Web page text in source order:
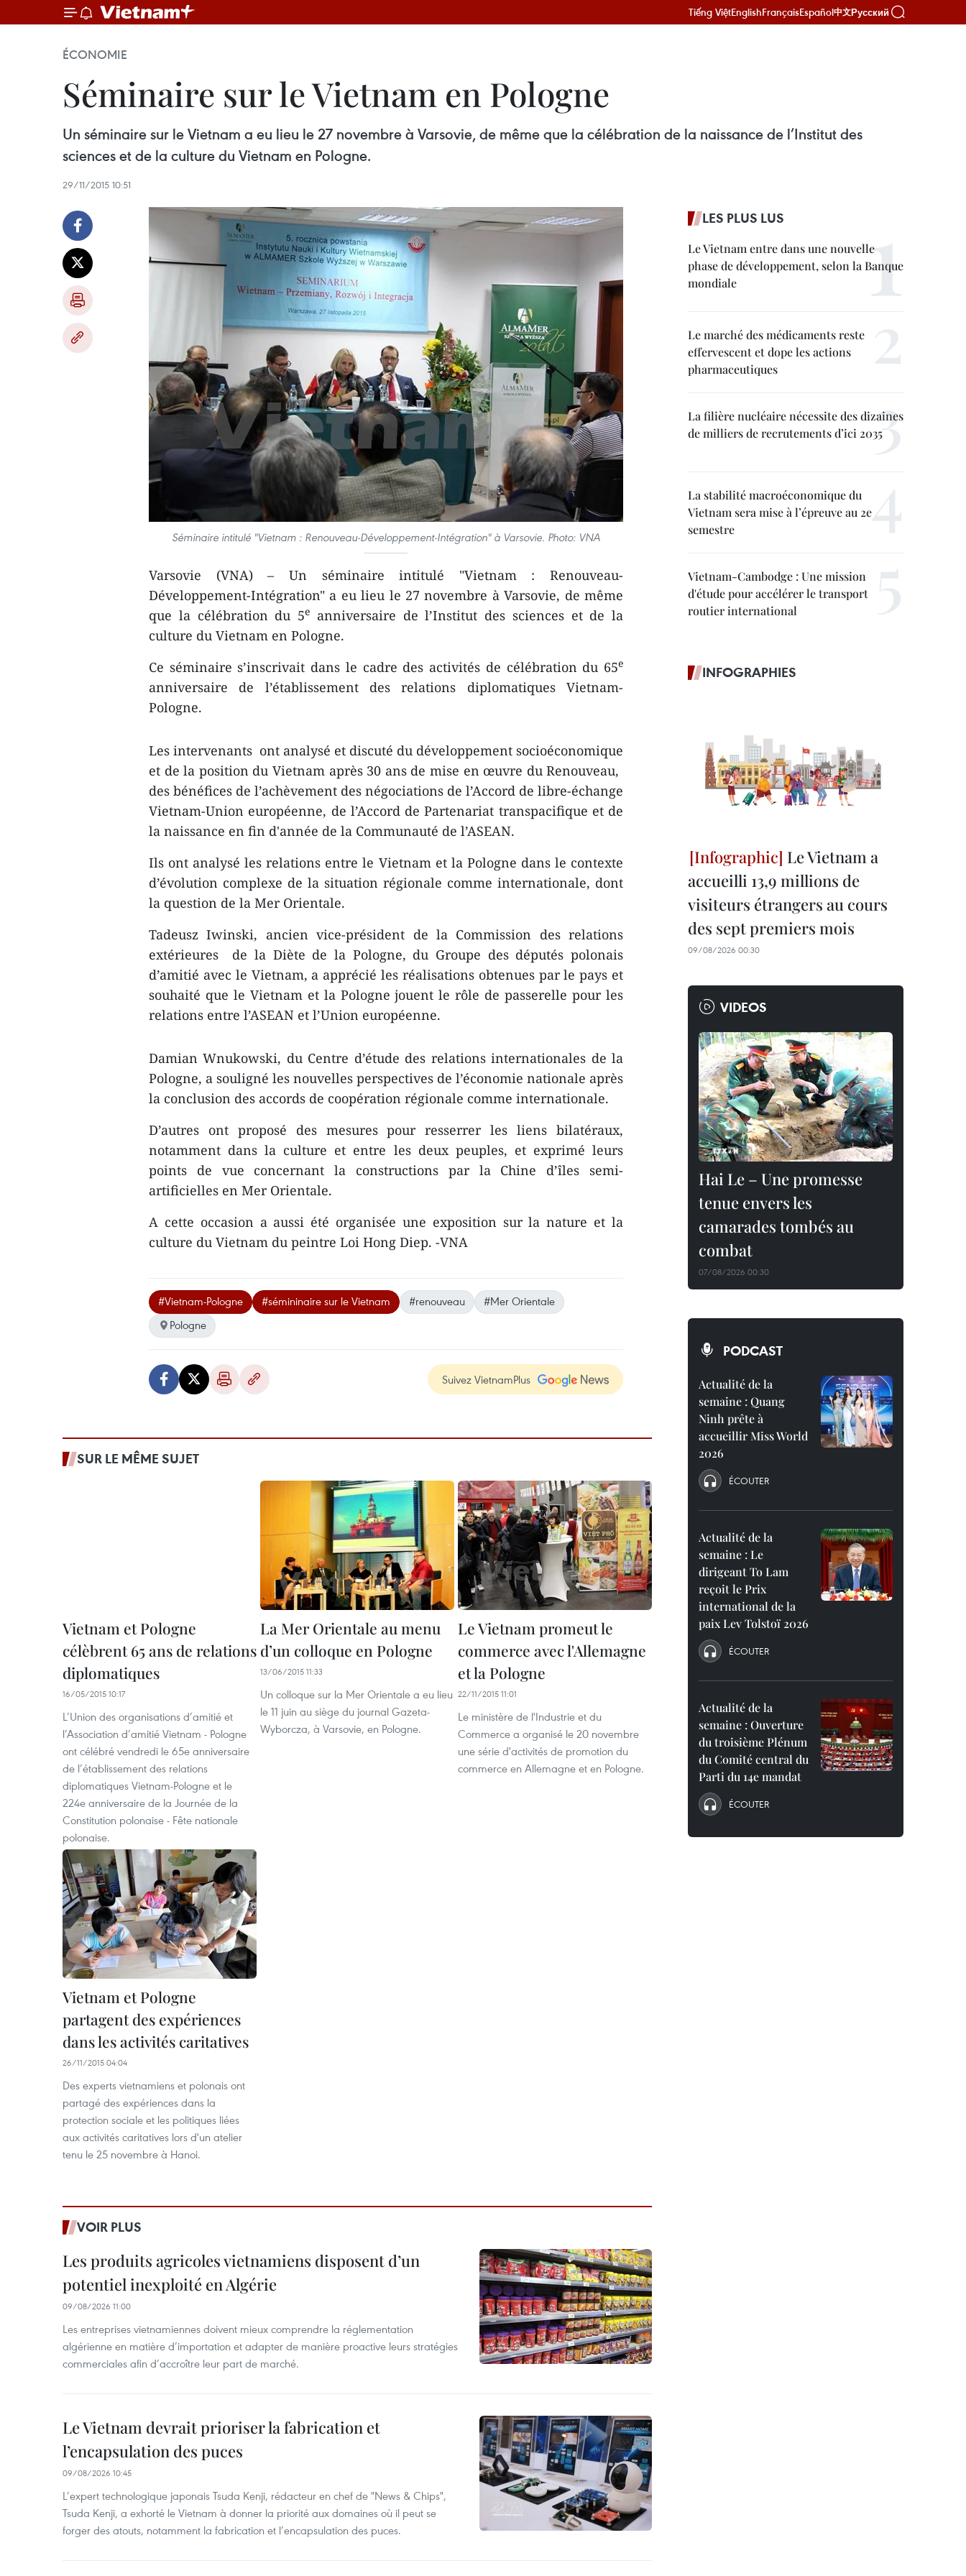
Tiếng ViệtEnglishFrançaisEspañol中文Русский
ÉCONOMIE
Séminaire sur le Vietnam en Pologne
Un séminaire sur le Vietnam a eu lieu le 27 novembre à Varsovie, de même que la célébration de la naissance de l’Institut des
sciences et de la culture du Vietnam en Pologne.
29/11/2015 10:51
Séminaire intitulé "Vietnam : Renouveau-Développement-Intégration" à Varsovie. Photo: VNA
Varsovie (VNA) – Un séminaire intitulé "Vietnam : Renouveau-
Développement-Intégration" a eu lieu le 27 novembre à Varsovie, de même
que la célébration du 5e
anniversaire de l’Institut des sciences et de la
culture du Vietnam en Pologne.
Ce séminaire s’inscrivait dans le cadre des activités de célébration du 65e
anniversaire de l’établissement des relations diplomatiques Vietnam-
Pologne.
Les intervenants ont analysé et discuté du développement socioéconomique
et de la position du Vietnam après 30 ans de mise en œuvre du Renouveau, ​
des bénéfices de l’achèvement des négociations de l’Accord de libre-échange
Vietnam-Union européenne, de l’Accord de Partenariat transpacifique et de
la naissance ​en fin d'année de la Communauté de l’ASEAN.
Ils ont analysé les relations entre le Vietnam et la Pologne dans le contexte
d’évolution complexe de la situation régionale comme internationale, dont
la question de la Mer Orientale.
Tadeusz Iwinski, ancien vice-président de la Commission des relations
extérieures de la Diète de la Pologne, du Groupe des députés polonais
d’amitié avec le Vietnam, a apprécié les réalisations obtenues par le pays et
souhaité que le Vietnam et la Pologne jouent le rôle de passerelle pour les
relations entre l’ASEAN et l’Union européenne.
Damian Wnukowski, du Centre d’étude des relations internationales de la
Pologne, a souligné les nouvelles perspectives de l’économie nationale après
la conclusion des accords de coopération régionale comme internationale.
D’autres ont proposé des mesures pour resserrer les liens bilatéraux,
notamment dans la culture et entre les deux peuples, et exprimé leurs
points de vue concernant la constructions par la Chine d’îles semi-
artificielles en Mer Orientale.
A cette occasion a aussi été organisée une exposition sur la nature et la
culture du Vietnam du peintre Loi Hong Diep. -VNA
#Vietnam-Pologne #sémininaire sur le Vietnam #renouveau
#Mer Orientale
Pologne
Suivez VietnamPlus
SUR LE MÊME SUJET
Vietnam et Pologne
célèbrent 65 ans de relations
diplomatiques
16/05/2015 10:17
L’Union des organisations d’amitié et
l’Association d’amitié Vietnam - Pologne
ont célébré vendredi le 65e anniversaire
de l’établissement des relations
diplomatiques Vietnam-Pologne et le
224e anniversaire de la Journée de la
Constitution polonaise - Fête nationale
polonaise.
La Mer Orientale au menu
d’un colloque en Pologne
13/06/2015 11:33
Un colloque sur la Mer Orientale a eu lieu
le 11 juin au siège du journal Gazeta-
Wyborcza, à Varsovie, en Pologne.
Le Vietnam promeut le
commerce avec l'Allemagne
et la Pologne
22/11/2015 11:01
Le ministère de l'Industrie et du
Commerce a organisé le 20 novembre
une série d'activités de promotion du
commerce en Allemagne et en Pologne.
Vietnam et Pologne
partagent des expériences
dans les activités caritatives
26/11/2015 04:04
Des experts vietnamiens et polonais ont
partagé des expériences dans la
protection sociale et les politiques liées
aux activités caritatives lors d'un atelier
tenu le 25 novembre à Hanoi.
VOIR PLUS
Les produits agricoles vietnamiens disposent d’un
potentiel inexploité en Algérie
09/08/2026 11:00
Les entreprises vietnamiennes doivent mieux comprendre la réglementation
algérienne en matière d’importation et adapter de manière proactive leurs stratégies
commerciales afin d’accroître leur part de marché.
Le Vietnam devrait prioriser la fabrication et
l’encapsulation des puces
09/08/2026 10:45
L’expert technologique japonais Tsuda Kenji, rédacteur en chef de "News & Chips",
Tsuda Kenji, a exhorté le Vietnam à donner la priorité aux domaines où il peut se
forger des atouts, notamment la fabrication et l’encapsulation des puces.
LES PLUS LUS
Le Vietnam entre dans une nouvelle
phase de développement, selon la Banque
mondiale
Le marché des médicaments reste
effervescent et dope les actions
pharmaceutiques
La filière nucléaire nécessite des dizaines
de milliers de recrutements d’ici 2035
La stabilité macroéconomique du
Vietnam sera mise à l’épreuve au 2e
semestre
Vietnam-Cambodge : Une mission
d'étude pour accélérer le transport
routier international
INFOGRAPHIES
Le Vietnam a
accueilli 13,9 millions de
visiteurs étrangers au cours
des sept premiers mois
09/08/2026 00:30
VIDEOS
Hai Le – Une promesse
tenue envers les
camarades tombés au
combat
07/08/2026 00:30
PODCAST
Actualité de la
semaine : Quang
Ninh prête à
accueillir Miss World
2026
ÉCOUTER
Actualité de la
semaine : Le
dirigeant To Lam
reçoit le Prix
international de la
paix Lev Tolstoï 2026
ÉCOUTER
Actualité de la
semaine : Ouverture
du troisième Plénum
du Comité central du
Parti du 14e mandat
ÉCOUTER